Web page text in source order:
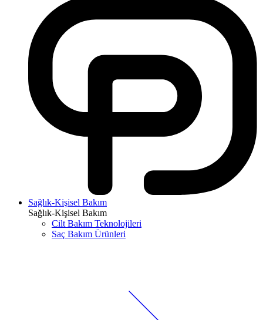
Sağlık-Kişisel Bakım
Sağlık-Kişisel Bakım
Cilt Bakım Teknolojileri
Saç Bakım Ürünleri